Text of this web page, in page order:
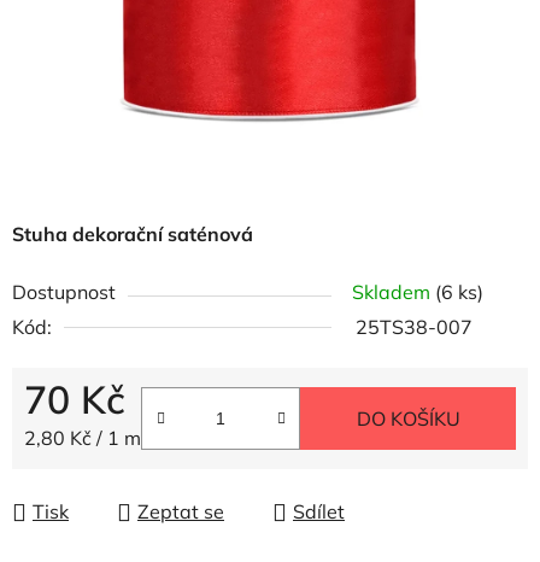
Stuha dekorační saténová
Dostupnost Skladem (6 ks)
Kód:
25TS38-007
70 Kč
Měrná cena:
2,80 Kč / 1 m
DO KOŠÍKU
Tisk Zeptat se Sdílet